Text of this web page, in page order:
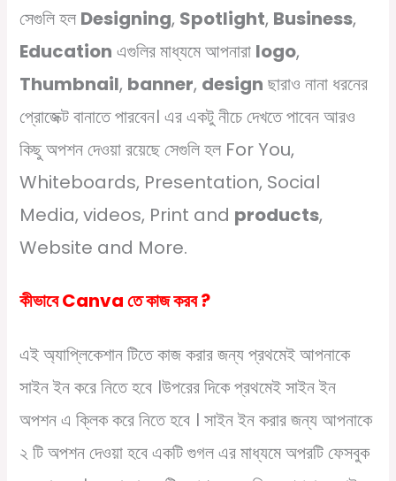
সেগুলি হল Designing, Spotlight, Business,
Education এগুলির মাধ্যমে আপনারা logo,
Thumbnail, banner, design ছারাও নানা ধরনের
প্রোজেক্ট বানাতে পারবেন। এর একটু নীচে দেখতে পাবেন আরও
কিছু অপশন দেওয়া রয়েছে সেগুলি হল For You,
Whiteboards, Presentation, Social
Media, videos, Print and products,
Website and More.
কীভাবে Canva তে কাজ করব ?
এই অ্যাপ্লিকেশান টিতে কাজ করার জন্য প্রথমেই আপনাকে
সাইন ইন করে নিতে হবে ।উপরের দিকে প্রথমেই সাইন ইন
অপশন এ ক্লিক করে নিতে হবে । সাইন ইন করার জন্য আপনাকে
২ টি অপশন দেওয়া হবে একটি গুগল এর মাধ্যমে অপরটি ফেসবুক